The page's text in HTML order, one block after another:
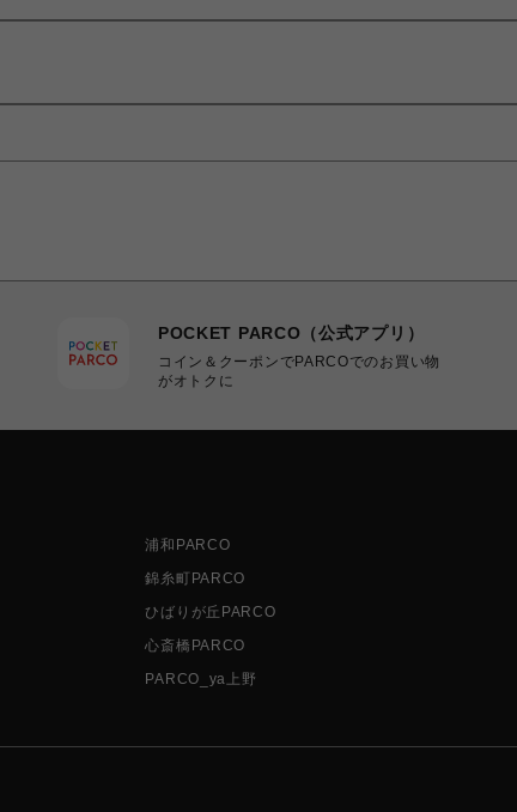
POCKET PARCO（公式アプリ）
コイン＆クーポンでPARCOでのお買い物
がオトクに
浦和PARCO
錦糸町PARCO
ひばりが丘PARCO
心斎橋PARCO
PARCO_ya上野